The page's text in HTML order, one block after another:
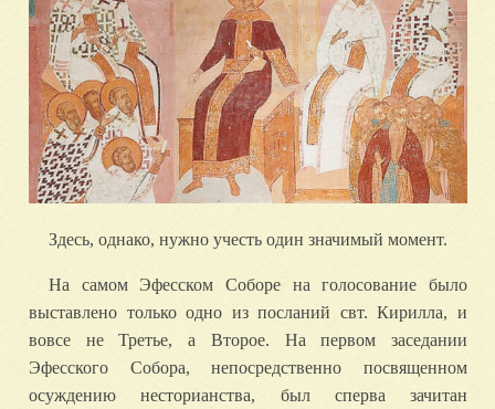
Здесь, однако, нужно учесть один значимый момент.
На самом Эфесском Соборе на голосование было
выставлено только одно из посланий свт. Кирилла, и
вовсе не Третье, а Второе. На первом заседании
Эфесского Собора, непосредственно посвященном
осуждению несторианства, был сперва зачитан